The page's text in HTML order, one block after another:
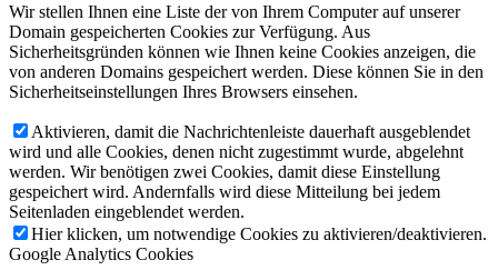
Wir stellen Ihnen eine Liste der von Ihrem Computer auf unserer
Domain gespeicherten Cookies zur Verfügung. Aus
Sicherheitsgründen können wie Ihnen keine Cookies anzeigen, die
von anderen Domains gespeichert werden. Diese können Sie in den
Sicherheitseinstellungen Ihres Browsers einsehen.
Aktivieren, damit die Nachrichtenleiste dauerhaft ausgeblendet
wird und alle Cookies, denen nicht zugestimmt wurde, abgelehnt
werden. Wir benötigen zwei Cookies, damit diese Einstellung
gespeichert wird. Andernfalls wird diese Mitteilung bei jedem
Seitenladen eingeblendet werden.
Hier klicken, um notwendige Cookies zu aktivieren/deaktivieren.
Google Analytics Cookies